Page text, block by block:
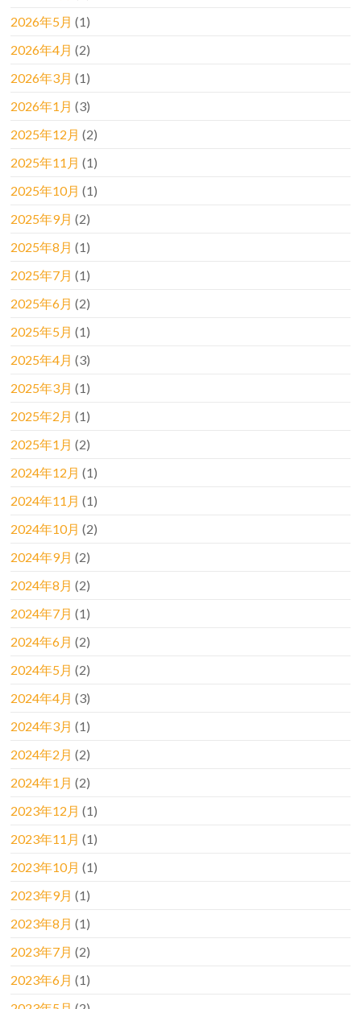
2026年5月 (1)
2026年4月 (2)
2026年3月 (1)
2026年1月 (3)
2025年12月 (2)
2025年11月 (1)
2025年10月 (1)
2025年9月 (2)
2025年8月 (1)
2025年7月 (1)
2025年6月 (2)
2025年5月 (1)
2025年4月 (3)
2025年3月 (1)
2025年2月 (1)
2025年1月 (2)
2024年12月 (1)
2024年11月 (1)
2024年10月 (2)
2024年9月 (2)
2024年8月 (2)
2024年7月 (1)
2024年6月 (2)
2024年5月 (2)
2024年4月 (3)
2024年3月 (1)
2024年2月 (2)
2024年1月 (2)
2023年12月 (1)
2023年11月 (1)
2023年10月 (1)
2023年9月 (1)
2023年8月 (1)
2023年7月 (2)
2023年6月 (1)